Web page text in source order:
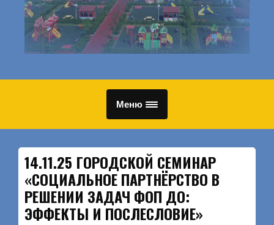
Меню
14.11.25 ГОРОДСКОЙ СЕМИНАР
«СОЦИАЛЬНОЕ ПАРТНЁРСТВО В
РЕШЕНИИ ЗАДАЧ ФОП ДО:
ЭФФЕКТЫ И ПОСЛЕСЛОВИЕ»